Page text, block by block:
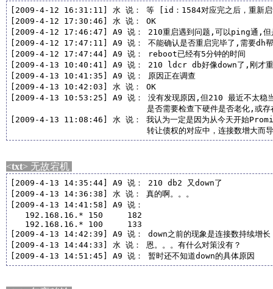
[2009-4-12 16:31:11] 水 说： 等 [id：1584对应完之后，重新启
[2009-4-12 17:30:46] 水 说： OK
[2009-4-12 17:46:47] A9 说： 210重启遇到问题,可以ping通,但
[2009-4-12 17:47:11] A9 说： 不能确认是否重启完毕了,需要dh帮
[2009-4-12 17:47:44] A9 说： reboot已经有5分钟的时间
[2009-4-13 10:40:41] A9 说： 210 ldcr db好像down了,刚才重
[2009-4-13 10:41:35] A9 说： 原因正在调查
[2009-4-13 10:42:03] 水 说： OK
[2009-4-13 10:53:25] A9 说： 没有发现原因,但210 最近不太稳
是否需要检查下硬件是否老化,或存
[2009-4-13 11:08:46] 水 说： 我认为一定是因为从今天开始
转让债权的对应中，连接数增大而
<txt> 无故宕机
[2009-4-13 14:35:44] A9 说： 210 db2 又down了
[2009-4-13 14:36:38] 水 说： 真的啊。。。
[2009-4-13 14:41:58] A9 说：
   192.168.16.* 150     182
   192.168.16.* 100     133
[2009-4-13 14:42:39] A9 说： down之前的现象是连接数持续增长
[2009-4-13 14:44:33] 水 说： 恩。。。有什么对策没有？
[2009-4-13 14:51:45] A9 说： 暂时还不知道down的具体原因